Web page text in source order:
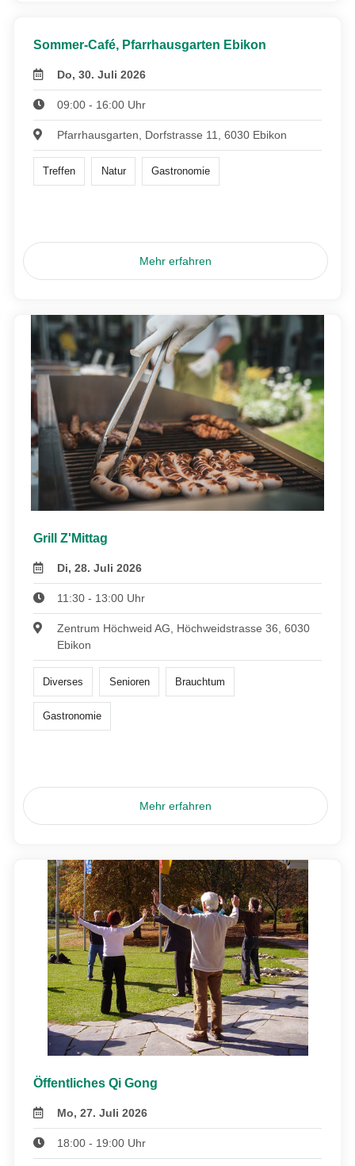
Sommer-Café, Pfarrhausgarten Ebikon
Do, 30. Juli 2026
09:00 - 16:00 Uhr
Pfarrhausgarten, Dorfstrasse 11, 6030 Ebikon
Treffen Natur Gastronomie
Mehr erfahren
Grill Z'Mittag
Di, 28. Juli 2026
11:30 - 13:00 Uhr
Zentrum Höchweid AG, Höchweidstrasse 36, 6030
Ebikon
Diverses Senioren Brauchtum
Gastronomie
Mehr erfahren
Öffentliches Qi Gong
Mo, 27. Juli 2026
18:00 - 19:00 Uhr